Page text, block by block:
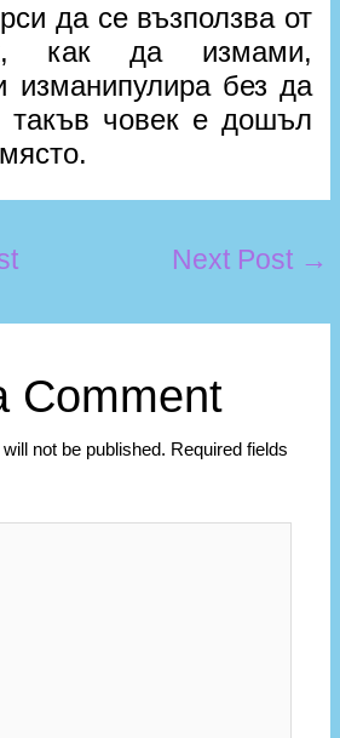
да се възползва от
как да измами,
изманипулира без да
такъв човек е дошъл
Next Post →
Comment
not be published. Required fields